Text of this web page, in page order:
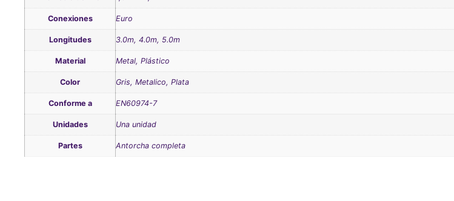
Conexiones Euro
Longitudes 3.0m, 4.0m, 5.0m
Material Metal, Plástico
Color Gris, Metalico, Plata
Conforme a EN60974-7
Unidades Una unidad
Partes Antorcha completa